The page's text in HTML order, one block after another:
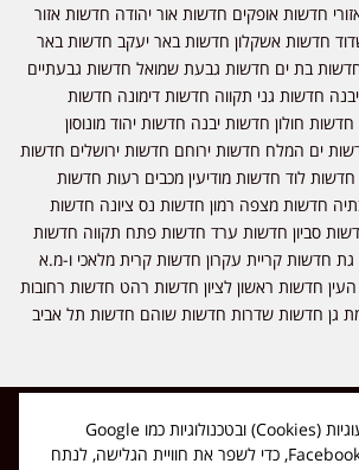
חדשות אופקים חדשות אור יהודה חדשות אזור
חדשות אשקלון חדשות באר יעקב חדשות באר
בת ים חדשות גבעת שמואל חדשות גבעתיים
חדשות גני תקווה חדשות דימונה חדשות
חולון חדשות יבנה חדשות יהוד מונוסון
ים המלח חדשות ירוחם חדשות ירושלים חדשות
לוד חדשות מודיעין מכבים רעות חדשות
חדשות מצפה רמון חדשות נס ציונה חדשות
סביון חדשות ערד חדשות פתח תקווה חדשות
גת חדשות קריית עקרון חדשות קרית מלאכי ו-מ.א
חדשות ראשון לציון חדשות רהט חדשות רחובות
גן חדשות שדרות חדשות שוהם חדשות תל אביב
ללוצאשווילי - חדשות אפס שמונה - דיווחים בזמן
news08.net@gmail.com
אנחנו משתמשים בעוגיות (Cookies) ובטכנולוגיות כמו Google
Analytics ו-Facebook Pixel, כדי לשפר את חוויית הגלישה, לנתח